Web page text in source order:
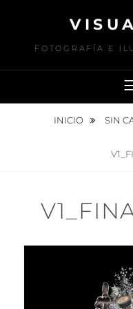
contenidoFOTOGRAFÍA E
INICIO SIN